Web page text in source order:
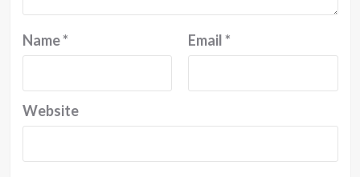
Name* Email*
Website